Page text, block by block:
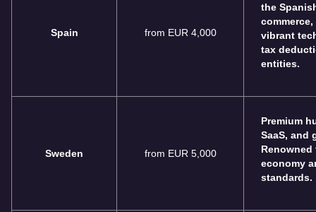
Spain from EUR 4,000
the
vibrant
tax
entities.
Sweden from EUR 5,000
Premium
SaaS, and
economy
standards.